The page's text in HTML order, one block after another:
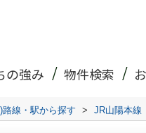
の強み 物件検索
路線・駅から探す > JR山陽本線